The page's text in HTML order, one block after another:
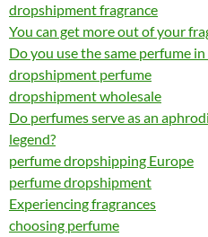
dropshipment fragrance
You can get more out of your
Do you use the same perfume in
dropshipment perfume
dropshipment wholesale
Do perfumes serve as an
legend?
perfume dropshipping Europe
perfume dropshipment
Experiencing fragrances
choosing perfume